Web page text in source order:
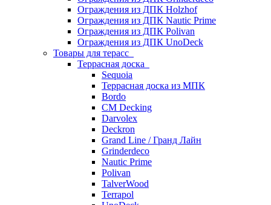
Ограждения из ДПК Holzhof
Ограждения из ДПК Nautic Prime
Ограждения из ДПК Polivan
Ограждения из ДПК UnoDeck
Товары для терасс
Террасная доска
Sequoia
Террасная доска из МПК
Bordo
CM Decking
Darvolex
Deckron
Grand Line / Гранд Лайн
Grinderdeco
Nautic Prime
Polivan
TalverWood
Terrapol